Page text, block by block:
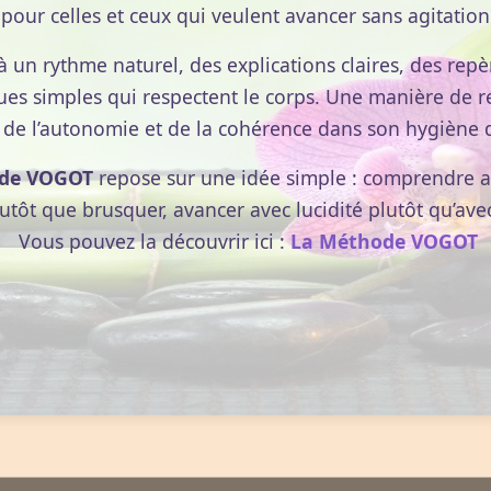
et les muqueuses : tenir compte de l'agressivité des
et les muqueuses. Choisir les excipients adaptés et
par un test cutané la tolérance aux HE (appliquer
d'essuyer l'oeil avec un coton largement
gouttes de cette dernière sur le globe oculaire.
nasale, et intraveineuse ne doivent jamais
ingérer de l'huile végétale (1 à 3 cuillères à soupe) et,
d'eau.
sont photosensibilisantes. Ne pas s'exposer au soleil
ou une ingestion.
être appliquée sur une zone cutanée étendue
pour celles et ceux qui veulent avancer sans
un rythme naturel, des explications claires, des
simples qui respectent le corps. Une manière de
de l’autonomie et de la cohérence dans son hygiène
VOGOTrepose sur une idée simple : comprendre
que brusquer, avancer avec lucidité plutôt
Vous pouvez la découvrir ici :La Méthode VOGOT